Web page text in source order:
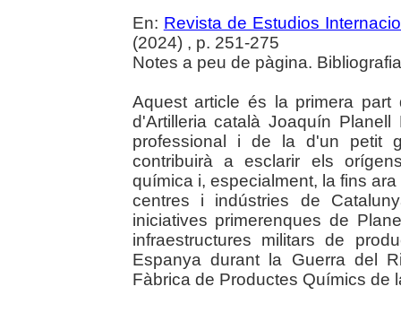
En: Revista de Estudios
(2024) , p. 251-275
Notes a peu de pàgina.
Aquest article és la primera
d'Artilleria català Joaquín
professional i de la d'un petit
contribuirà a esclarir els
química i, especialment, la fins
centres i indústries de
iniciatives primerenques de
infraestructures militars de
Espanya durant la Guerra del
Fàbrica de Productes Químics de